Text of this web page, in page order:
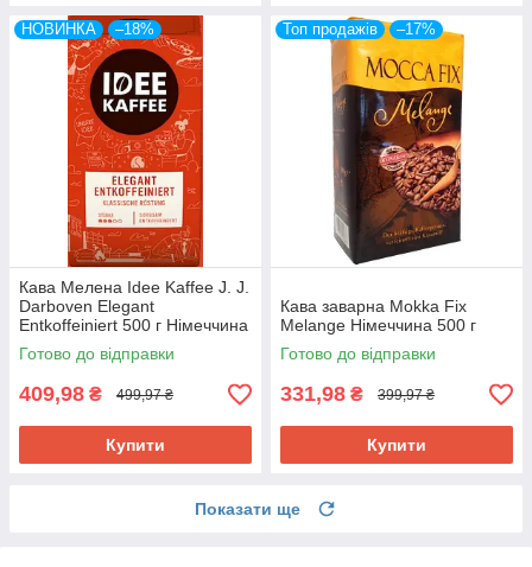
НОВИНКА –18%
Кава Мелена Idee Kaffee J. J.
Darboven Elegant
Entkoffeiniert 500 г Німеччина
Готово до відправки
409,98 ₴ 499,97 ₴
Купити
Топ продажів –17%
Кава заварна Mokka Fix
Melange Німеччина 500 г
Готово до відправки
331,98 ₴ 399,97 ₴
Купити
Показати ще